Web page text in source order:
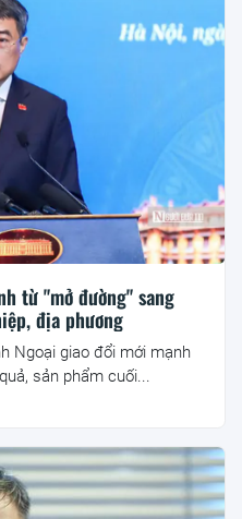
từ "mở đường" sang
địa phương
Ngoại giao đổi mới mạnh
sản phẩm cuối...